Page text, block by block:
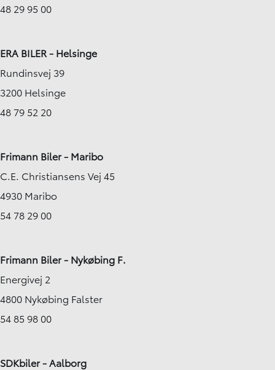
48 29 95 00
ERA BILER - Helsinge
Rundinsvej 39
3200 Helsinge
48 79 52 20
Frimann Biler - Maribo
C.E. Christiansens Vej 45
4930 Maribo
54 78 29 00
Frimann Biler - Nykøbing F.
Energivej 2
4800 Nykøbing Falster
54 85 98 00
SDKbiler - Aalborg